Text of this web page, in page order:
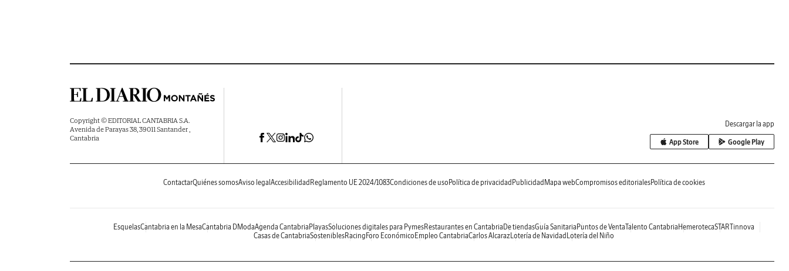
Copyright © EDITORIAL CANTABRIA S.A.
Avenida de Parayas 38, 39011 Santander ,
Cantabria
Descargar la app
App Store Google Play
ContactarQuiénes somosAviso legal Accesibilidad Reglamento UE 2024/1083Condiciones de uso Política de privacidad Publicidad Mapa webCompromisos editorialesPolítica de cookies
EsquelasCantabria en la MesaCantabria DModaAgenda Cantabria PlayasSoluciones digitales para PymesRestaurantes en Cantabria De tiendasGuía Sanitaria Puntos de VentaTalento Cantabria HemerotecaSTARTinnova
Casas de CantabriaSosteniblesRacing Foro Económico Empleo CantabriaCarlos AlcarazLotería de Navidad Lotería del Niño